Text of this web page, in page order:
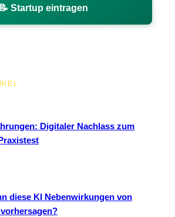
📝 Startup eintragen
Digitaler Nachlass zum
diese KI Nebenwirkungen von